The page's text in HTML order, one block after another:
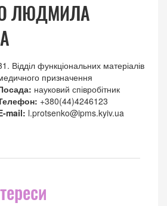
ЛЮДМИЛА
Відділ функціональних матеріалів
призначення
науковий співробітник
+380(44)4246123
mail: l.protsenko@ipms.kyiv.ua